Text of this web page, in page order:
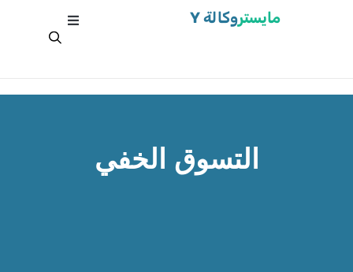
مايستروكالة Y
التسوق الخفي